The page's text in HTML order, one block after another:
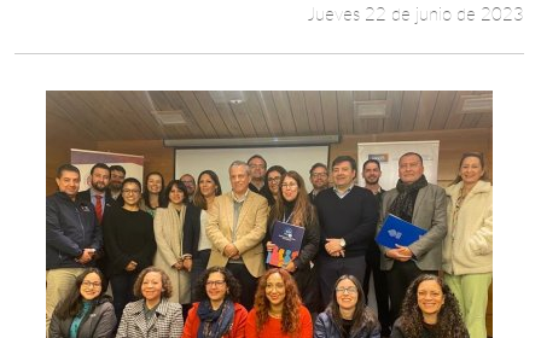
Jueves 22 de junio de 2023